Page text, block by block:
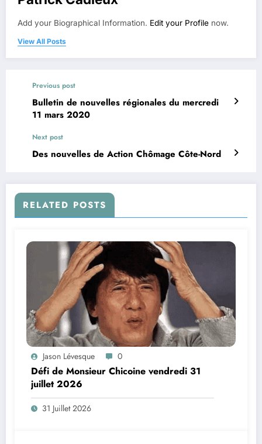
Add your Biographical Information. Edit your Profile now.
View All Posts
Previous post
Bulletin de nouvelles régionales du mercredi
11 mars 2020
Next post
Des nouvelles de Action Chômage Côte-Nord
RELATED POSTS
Jason Lévesque 0
Défi de Monsieur Chicoine vendredi 31
juillet 2026
31 Juillet 2026